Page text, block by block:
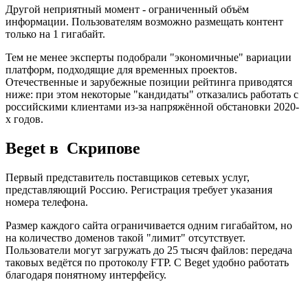
Другой неприятный момент - ограниченный объём
информации. Пользователям возможно размещать контент
только на 1 гигабайт.
Тем не менее эксперты подобрали "экономичные" вариации
платформ, подходящие для временных проектов.
Отечественные и зарубежные позиции рейтинга приводятся
ниже: при этом некоторые "кандидаты" отказались работать с
российскими клиентами из-за напряжённой обстановки 2020-
х годов.
Beget в Скрипове
Первый представитель поставщиков сетевых услуг,
представляющий Россию. Регистрация требует указания
номера телефона.
Размер каждого сайта ограничивается одним гигабайтом, но
на количество доменов такой "лимит" отсутствует.
Пользователи могут загружать до 25 тысяч файлов: передача
таковых ведётся по протоколу FTP. С Beget удобно работать
благодаря понятному интерфейсу.